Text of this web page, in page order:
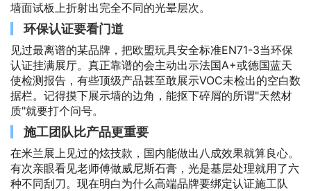
墙面试板上折射出完全不同的光晕层次。
环保认证要看门道
见过最离谱的某品牌，把欧盟玩具安全标准EN71-3当环保
认证挂满展厅。真正靠谱的会主动出示法国A+或德国蓝天
使检测报告，有些顶级产品甚至敢展示VOC未检出的空白数
据栏。记得摸下展示墙的边角，能抠下碎屑的所谓"天然材
质"就要打个问号。
施工团队比产品更重要
在米兰展上见过的炫技款，国内能做出八成效果就算良心。
有次亲眼看见老师傅做威尼斯石膏，光是基层处理就用了六
种不同刮刀。现在明白为什么高端品牌要绑定认证施工队